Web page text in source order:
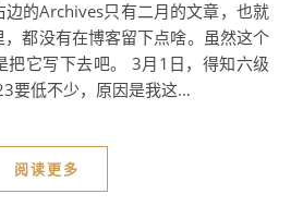
都没有在博客留下点啥。虽然这个
把它写下去吧。 3月1日，得知六级
要低不少，原因是我这…
阅读更多